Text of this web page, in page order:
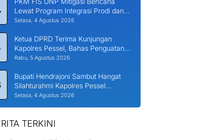
Lewat Program Integrasi Prodi dan
Nagari di Padang Laweh Malalo
Selasa, 4 Agustus 2026
Ketua DPRD Terima Kunjungan
Kapolres Pessel, Bahas Penguatan
Kerjasama Hankamtibmas
Rabu, 5 Agustus 2026
Bupati Hendrajoni Sambut Hangat
Silahturahmi Kapolres Pessel
Bersama PJU
Selasa, 4 Agustus 2026
TERKINI